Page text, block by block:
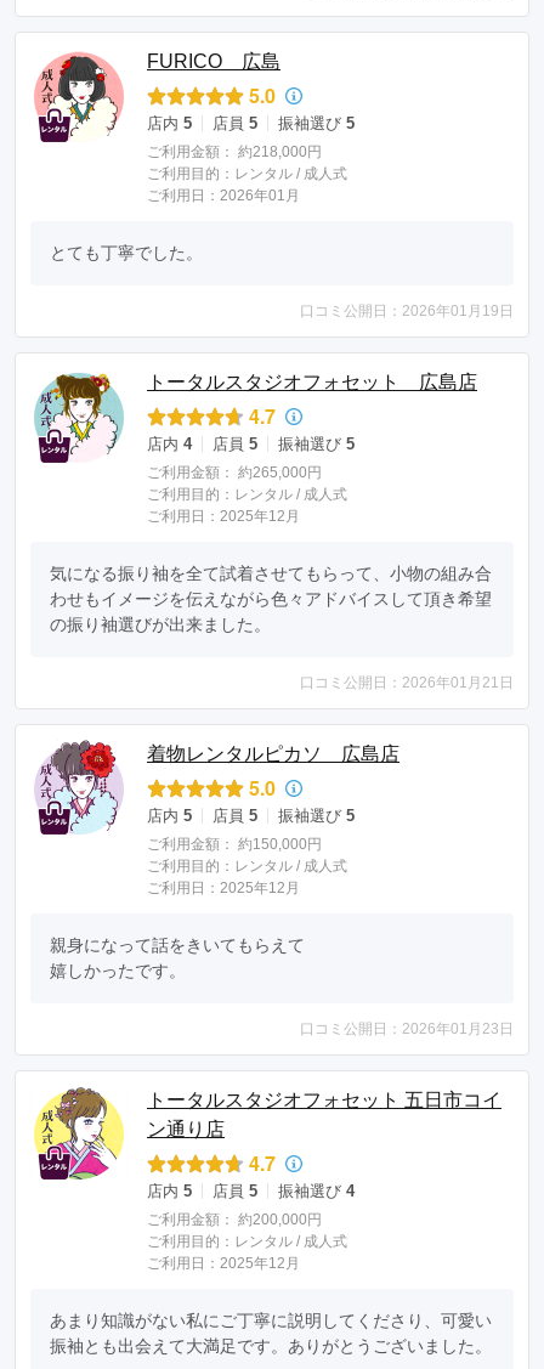
FURICO 広島
5.0
店内 5 店員 5 振袖選び 5
ご利用金額： 約218,000円
ご利用目的： レンタル / 成人式
ご利用日：2026年01月
とても丁寧でした。
口コミ公開日：2026年01月19日
トータルスタジオフォセット 広島店
4.7
店内 4 店員 5 振袖選び 5
ご利用金額： 約265,000円
ご利用目的： レンタル / 成人式
ご利用日：2025年12月
気になる振り袖を全て試着させてもらって、小物の組み合
わせもイメージを伝えながら色々アドバイスして頂き希望
の振り袖選びが出来ました。
口コミ公開日：2026年01月21日
着物レンタルピカソ 広島店
5.0
店内 5 店員 5 振袖選び 5
ご利用金額： 約150,000円
ご利用目的： レンタル / 成人式
ご利用日：2025年12月
親身になって話をきいてもらえて
嬉しかったです。
口コミ公開日：2026年01月23日
トータルスタジオフォセット 五日市コイ
ン通り店
4.7
店内 5 店員 5 振袖選び 4
ご利用金額： 約200,000円
ご利用目的： レンタル / 成人式
ご利用日：2025年12月
あまり知識がない私にご丁寧に説明してくださり、可愛い
振袖とも出会えて大満足です。ありがとうございました。